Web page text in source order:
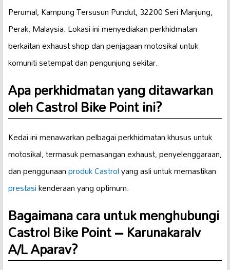
Perumal, Kampung Tersusun Pundut, 32200 Seri Manjung,
Perak, Malaysia. Lokasi ini menyediakan perkhidmatan
berkaitan exhaust shop dan penjagaan motosikal untuk
komuniti setempat dan pengunjung sekitar.
Apa perkhidmatan yang ditawarkan
oleh Castrol Bike Point ini?
Kedai ini menawarkan pelbagai perkhidmatan khusus untuk
motosikal, termasuk pemasangan exhaust, penyelenggaraan,
dan penggunaanproduk Castrolyang asli untuk memastikan
prestasikenderaan yang optimum.
Bagaimana cara untuk menghubungi
Castrol Bike Point – Karunakaralv
A/L Aparav?